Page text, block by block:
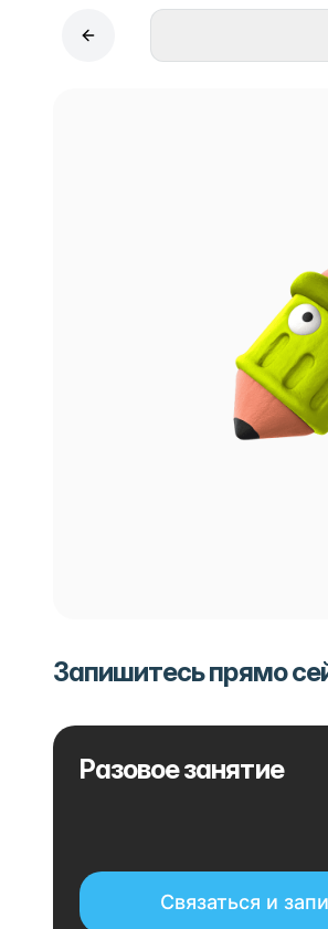
Запишитесь прямо
Разовое занятие
Связаться и